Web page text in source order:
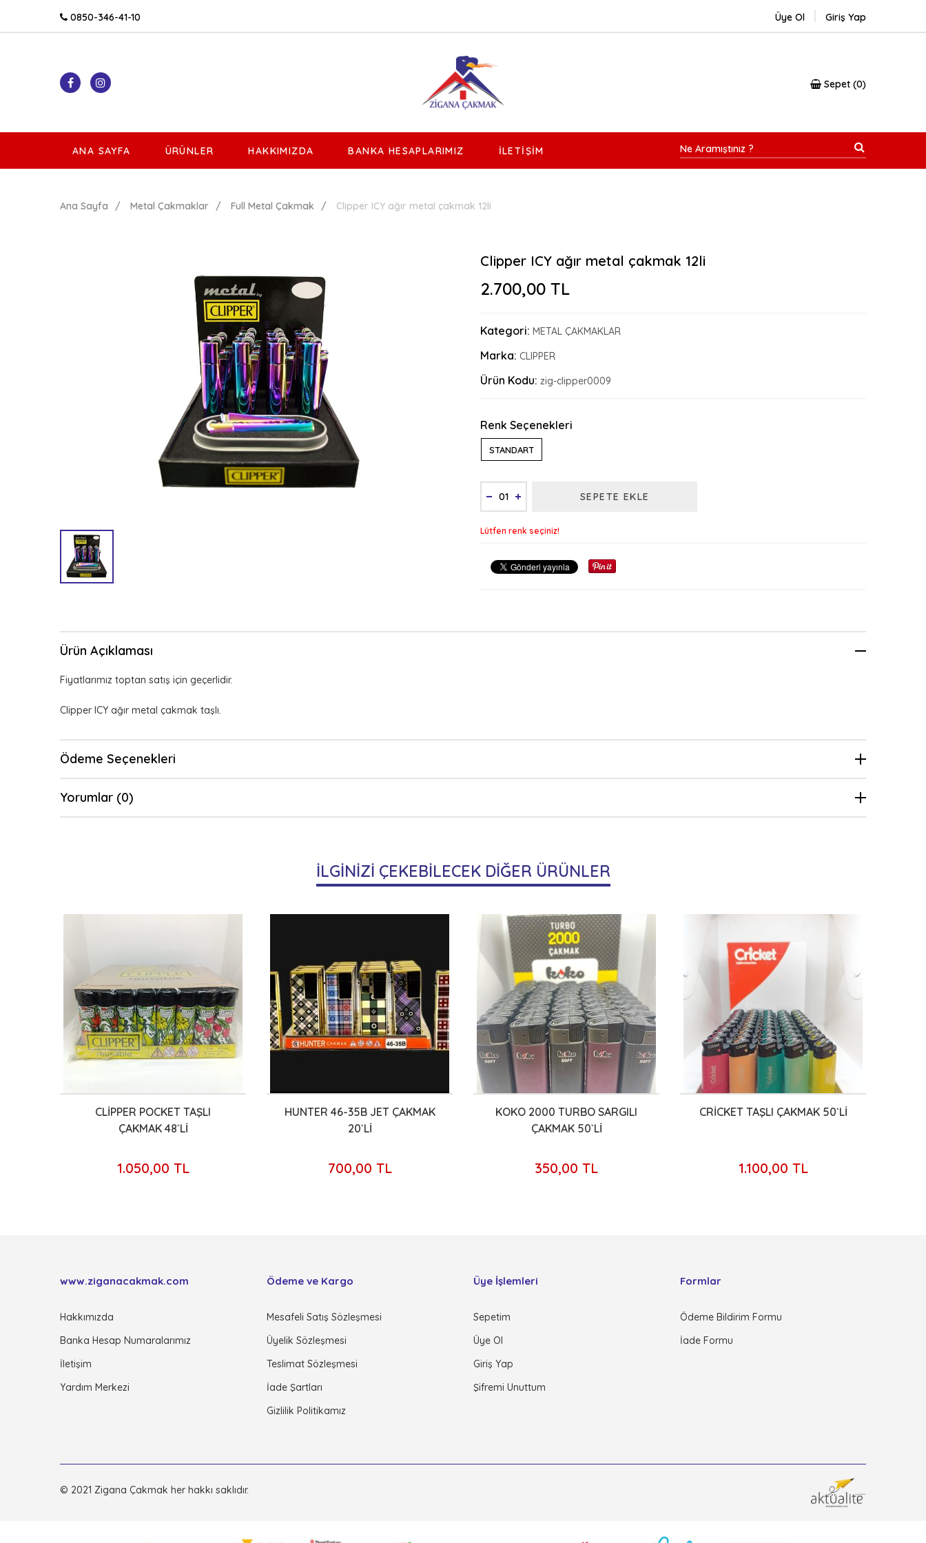
0850-346-41-10 Üye Ol Giriş Yap
Sepet 0
ANA SAYFA ÜRÜNLER HAKKIMIZDA BANKA HESAPLARIMIZ İLETIŞIM
Ana Sayfa Metal Çakmaklar Full Metal Çakmak Clipper ICY ağır metal çakmak 12li
Clipper ICY ağır metal çakmak 12li
2.700,00 TL
Kategori: METAL ÇAKMAKLAR
Marka: CLIPPER
Ürün Kodu: zig-clipper0009
Renk Seçenekleri
STANDART
SEPETE EKLE
Lütfen renk seçiniz!
Ürün Açıklaması
Fiyatlarımız toptan satış için geçerlidir.
Clipper ICY ağır metal çakmak taşlı.
Ödeme Seçenekleri
Yorumlar (0)
İLGİNİZİ ÇEKEBİLECEK DİĞER ÜRÜNLER
CLİPPER POCKET TAŞLI
ÇAKMAK 48`Lİ
1.050,00 TL
HUNTER 46-35B JET ÇAKMAK
20`Lİ
700,00 TL
KOKO 2000 TURBO SARGILI
ÇAKMAK 50`Lİ
350,00 TL
CRİCKET TAŞLI ÇAKMAK 50`Lİ
1.100,00 TL
www.ziganacakmak.com
Hakkımızda
Banka Hesap Numaralarımız
İletişim
Yardım Merkezi
Ödeme ve Kargo
Mesafeli Satış Sözleşmesi
Üyelik Sözleşmesi
Teslimat Sözleşmesi
İade Şartları
Gizlilik Politikamız
Üye İşlemleri
Sepetim
Üye Ol
Giriş Yap
Şifremi Unuttum
Formlar
Ödeme Bildirim Formu
İade Formu
© 2021 Zigana Çakmak her hakkı saklıdır.